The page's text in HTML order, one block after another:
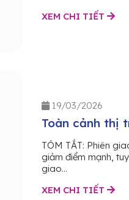
XEM CHI TIẾT
19/03/2026
Toàn cảnh thị
TÓM TẮT: Phiên
giảm điểm mạnh,
giao...
XEM CHI TIẾT